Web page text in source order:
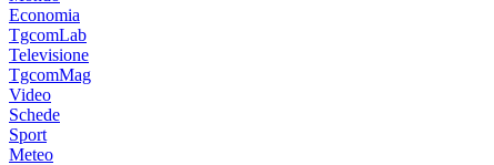
Economia
TgcomLab
Televisione
TgcomMag
Video
Schede
Sport
Meteo